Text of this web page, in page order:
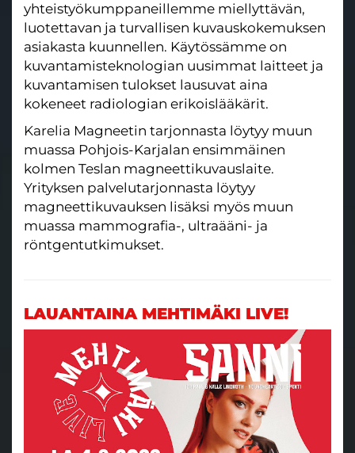
yhteistyökumppaneillemme miellyttävän,
luotettavan ja turvallisen kuvauskokemuksen
asiakasta kuunnellen. Käytössämme on
kuvantamisteknologian uusimmat laitteet ja
kuvantamisen tulokset lausuvat aina
kokeneet radiologian erikoislääkärit.
Karelia Magneetin tarjonnasta löytyy muun
muassa Pohjois-Karjalan ensimmäinen
kolmen Teslan magneettikuvauslaite.
Yrityksen palvelutarjonnasta löytyy
magneettikuvauksen lisäksi myös muun
muassa mammografia-, ultraääni- ja
röntgentutkimukset.
LAUANTAINA MEHTIMÄKI LIVE!